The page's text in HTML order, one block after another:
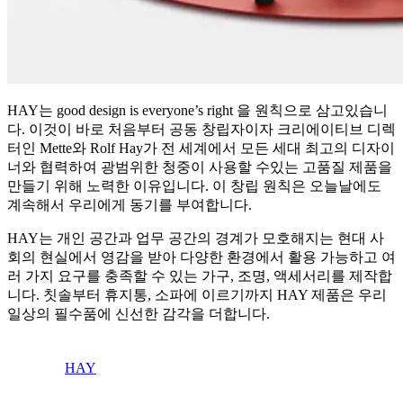
HAY는 good design is everyone’s right 을 원칙으로 삼고있습니
다. 이것이 바로 처음부터 공동 창립자이자 크리에이티브 디렉
터인 Mette와 Rolf Hay가 전 세계에서 모든 세대 최고의 디자이
너와 협력하여 광범위한 청중이 사용할 수있는 고품질 제품을
만들기 위해 노력한 이유입니다. 이 창립 원칙은 오늘날에도
계속해서 우리에게 동기를 부여합니다.
HAY는 개인 공간과 업무 공간의 경계가 모호해지는 현대 사
회의 현실에서 영감을 받아 다양한 환경에서 활용 가능하고 여
러 가지 요구를 충족할 수 있는 가구, 조명, 액세서리를 제작합
니다. 칫솔부터 휴지통, 소파에 이르기까지 HAY 제품은 우리
일상의 필수품에 신선한 감각을 더합니다.
HAY